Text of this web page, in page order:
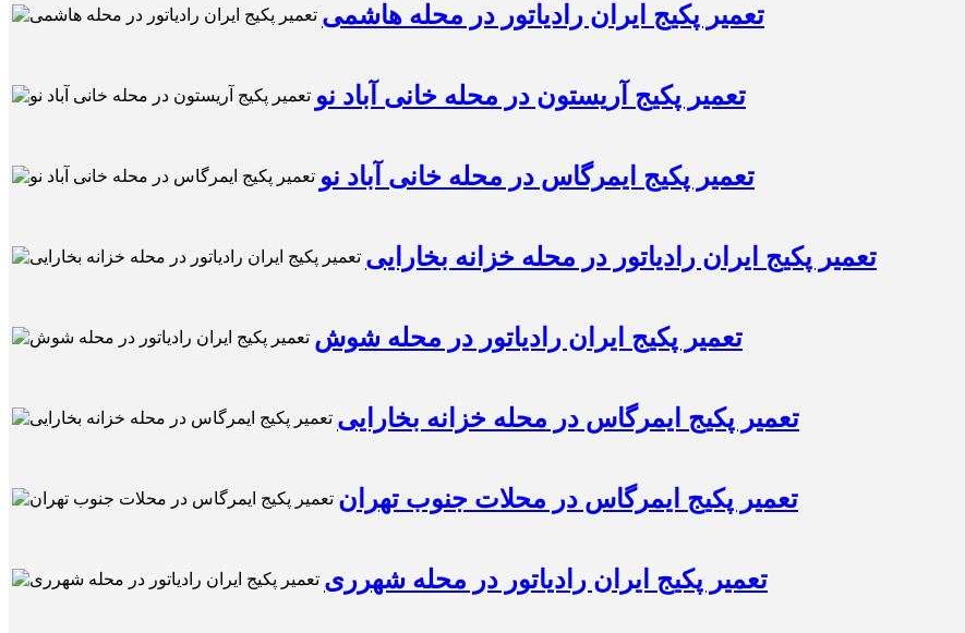
تعمیر پکیج ایران رادیاتور در محله هاشمی
تعمیر پکیج آریستون در محله خانی آباد نو
تعمیر پکیج ایمرگاس در محله خانی آباد نو
تعمیر پکیج ایران رادیاتور در محله خزانه بخارایی
تعمیر پکیج ایران رادیاتور در محله شوش
تعمیر پکیج ایمرگاس در محله خزانه بخارایی
تعمیر پکیج ایمرگاس در محلات جنوب تهران
تعمیر پکیج ایران رادیاتور در محله شهرری